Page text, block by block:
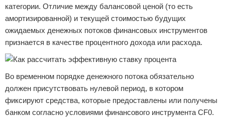
категории. Отличие между балансовой ценой (то есть
амортизированной) и текущей стоимостью будущих
ожидаемых денежных потоков финансовых инструментов
признается в качестве процентного дохода или расхода.
Во временном порядке денежного потока обязательно
должен присутствовать нулевой период, в котором
фиксируют средства, которые предоставлены или получены
банком согласно условиями финансового инструмента CF0.